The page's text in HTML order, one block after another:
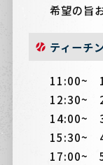
希望の旨
ティーチ
11:00~
12:30~
14:00~
15:30~
17:00~